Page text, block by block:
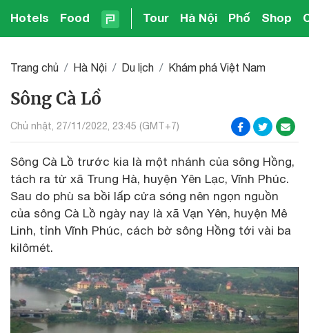
Hotels Food Tour Hà Nội Phố Shop
Trang chủ Hà Nội Du lịch Khám phá Việt Nam
Sông Cà Lồ
Chủ nhật, 27/11/2022, 23:45 (GMT+7)
Sông Cà Lồ trước kia là một nhánh của sông Hồng,
tách ra từ xã Trung Hà, huyện Yên Lạc, Vĩnh Phúc.
Sau do phù sa bồi lấp cửa sóng nên ngọn nguồn
của sông Cà Lồ ngày nay là xã Vạn Yên, huyện Mê
Linh, tỉnh Vĩnh Phúc, cách bờ sông Hồng tới vài ba
kilômét.